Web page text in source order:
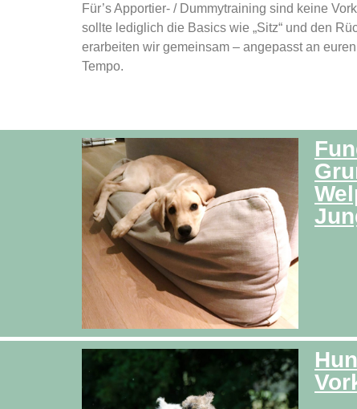
Für’s Apportier- / Dummytraining sind keine
sollte lediglich die Basics wie „Sitz“ und den
erarbeiten wir gemeinsam – angepasst an
Tempo.